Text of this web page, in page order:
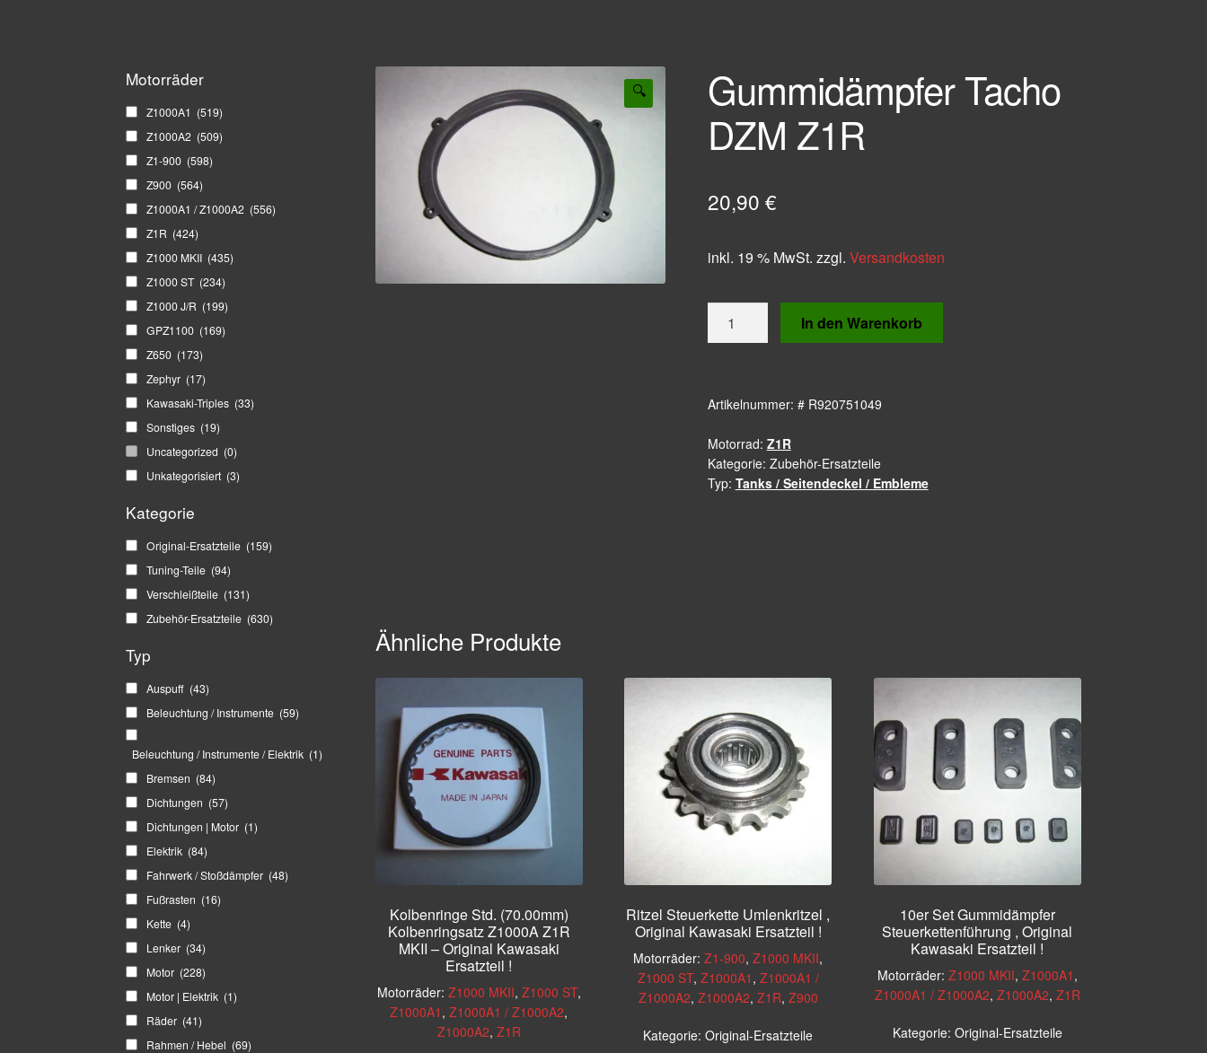
🔍
Gummidämpfer Tacho
DZM Z1R
20,90 €
inkl. 19 % MwSt. zzgl. Versandkosten
Gummidämpfer
Tacho
Menge
In den Warenkorb
Artikelnummer: # R920751049
Motorrad: Z1R
Kategorie: Zubehör-Ersatzteile
Typ: Tanks / Seitendeckel / Embleme
Ähnliche Produkte
Kolbenringe Std. (70.00mm)
Kolbenringsatz Z1000A Z1R
MKII – Original Kawasaki
Ersatzteil !
Motorräder: Z1000 MKII, Z1000 ST,
Z1000A1 ,Z1000A1 / Z1000A2,
Z1000A2, Z1R
Ritzel Steuerkette Umlenkritzel ,
Original Kawasaki Ersatzteil !
Motorräder: Z1-900,Z1000 MKII,
Z1000 ST, Z1000A1 , Z1000A1 /
Z1000A2, Z1000A2, Z1R, Z900
Kategorie: Original-Ersatzteile
10er Set Gummidämpfer
Steuerkettenführung , Original
Kawasaki Ersatzteil !
Motorräder: Z1000 MKII, Z1000A1 ,
Z1000A1 / Z1000A2, Z1000A2, Z1R
Kategorie: Original-Ersatzteile
Motorräder
Z1000A1 (519)
Z1000A2 (509)
Z1-900 (598)
Z900 (564)
Z1000A1 / Z1000A2 (556)
Z1R (424)
Z1000 MKII (435)
Z1000 ST (234)
Z1000 J/R (199)
GPZ1100 (169)
Z650 (173)
Zephyr (17)
Kawasaki-Triples (33)
Sonstiges (19)
Uncategorized (0)
Unkategorisiert (3)
Kategorie
Original-Ersatzteile (159)
Tuning-Teile (94)
Verschleißteile (131)
Zubehör-Ersatzteile (630)
Typ
Auspuff (43)
Beleuchtung / Instrumente (59)
Beleuchtung / Instrumente / Elektrik (1)
Bremsen (84)
Dichtungen (57)
Dichtungen | Motor (1)
Elektrik (84)
Fahrwerk / Stoßdämpfer (48)
Fußrasten (16)
Kette (4)
Lenker (34)
Motor (228)
Motor | Elektrik (1)
Räder (41)
Rahmen / Hebel (69)